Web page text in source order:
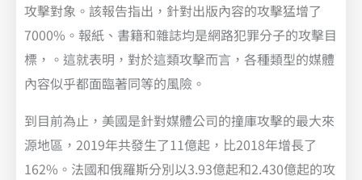
攻擊對象。該報告指出，針對出版內容的攻擊猛增了
7000%。報紙、書籍和雜誌均是網路犯罪分子的攻擊目
標，。這就表明，對於這類攻擊而言，各種類型的媒體
內容似乎都面臨著同等的風險。
到目前為止，美國是針對媒體公司的撞庫攻擊的最大來
源地區，2019年共發生了11億起，比2018年增長了
162%。法國和俄羅斯分別以3.93億起和2.430億起的攻